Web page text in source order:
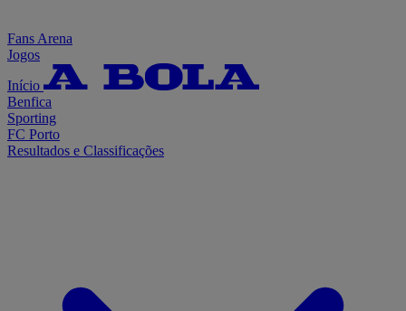
Fans Arena
Jogos
Início
Benfica
Sporting
FC Porto
Resultados e Classificações